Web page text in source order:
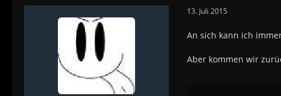
13. Juli 2015
An sich kann ich
Aber kommen wir